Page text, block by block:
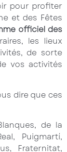
pour profiter
et des Fêtes
officiel des
les lieux
de sorte
vos activités
dire que ces
de la
Puigmartí,
Fraternitat,